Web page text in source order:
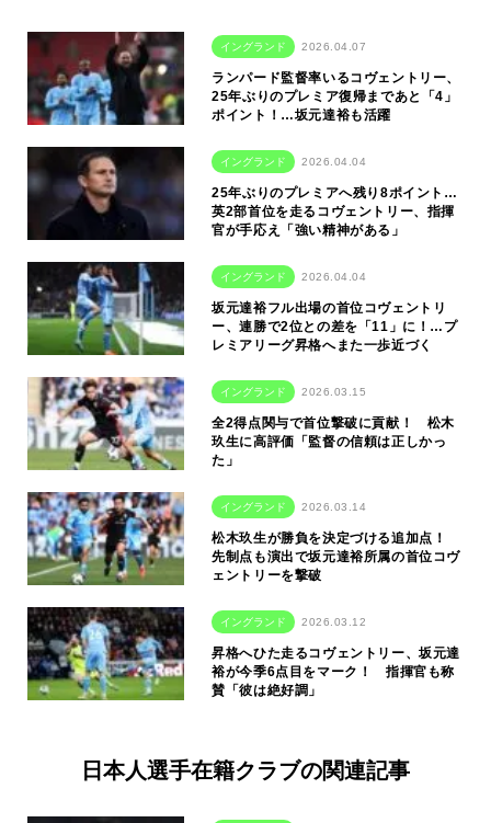
イングランド 2026.04.07
ランパード監督率いるコヴェントリー、
25年ぶりのプレミア復帰まであと「4」
ポイント！…坂元達裕も活躍
イングランド 2026.04.04
25年ぶりのプレミアへ残り8ポイント…
英2部首位を走るコヴェントリー、指揮
官が手応え「強い精神がある」
イングランド 2026.04.04
坂元達裕フル出場の首位コヴェントリ
ー、連勝で2位との差を「11」に！…プ
レミアリーグ昇格へまた一歩近づく
イングランド 2026.03.15
全2得点関与で首位撃破に貢献！ 松木
玖生に高評価「監督の信頼は正しかっ
た」
イングランド 2026.03.14
松木玖生が勝負を決定づける追加点！
先制点も演出で坂元達裕所属の首位コヴ
ェントリーを撃破
イングランド 2026.03.12
昇格へひた走るコヴェントリー、坂元達
裕が今季6点目をマーク！ 指揮官も称
賛「彼は絶好調」
日本人選手在籍クラブの関連記事